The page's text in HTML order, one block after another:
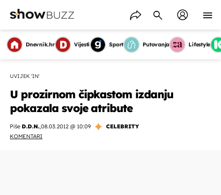
Dnevnik.hr Vijesti Sport Putovanja Lifestyle
UVIJEK 'IN'
U prozirnom čipkastom izdanju
pokazala svoje atribute
Piše D.D.N.,08.03.2012 @ 10:09
CELEBRITY
KOMENTARI